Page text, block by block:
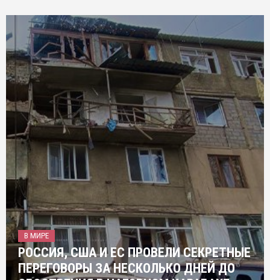
В МИРЕ
РОССИЯ, США И ЕС ПРОВЕЛИ СЕКРЕТНЫЕ
ПЕРЕГОВОРЫ ЗА НЕСКОЛЬКО ДНЕЙ ДО